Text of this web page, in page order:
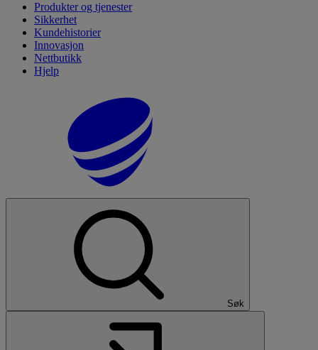
Produkter og tjenester
Sikkerhet
Kundehistorier
Innovasjon
Nettbutikk
Hjelp
Søk